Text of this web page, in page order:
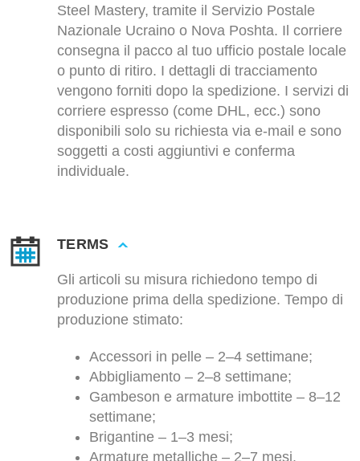
Steel Mastery, tramite il Servizio Postale
Nazionale Ucraino o Nova Poshta. Il corriere
consegna il pacco al tuo ufficio postale locale
o punto di ritiro. I dettagli di tracciamento
vengono forniti dopo la spedizione. I servizi di
corriere espresso (come DHL, ecc.) sono
disponibili solo su richiesta via e-mail e sono
soggetti a costi aggiuntivi e conferma
individuale.
TERMS
Gli articoli su misura richiedono tempo di
produzione prima della spedizione. Tempo di
produzione stimato:
Accessori in pelle – 2–4 settimane;
Abbigliamento – 2–8 settimane;
Gambeson e armature imbottite – 8–12
settimane;
Brigantine – 1–3 mesi;
Armature metalliche – 2–7 mesi.